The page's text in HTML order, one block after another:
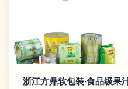
浙江方鼎软包装·食品级果